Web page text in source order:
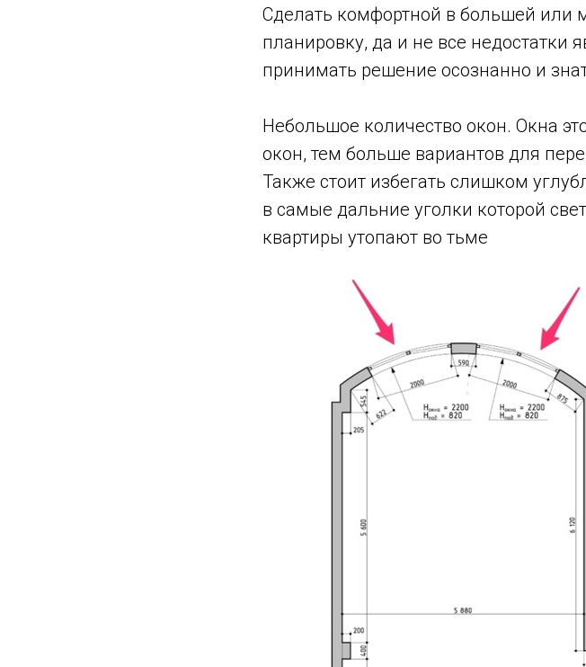
Сделать комфортной в большей
планировку, да и не все недостатки
принимать решение осознанно и
Небольшое количество окон. Окна
окон, тем больше вариантов для
Также стоит избегать слишком
в самые дальние уголки которой
квартиры утопают во тьме